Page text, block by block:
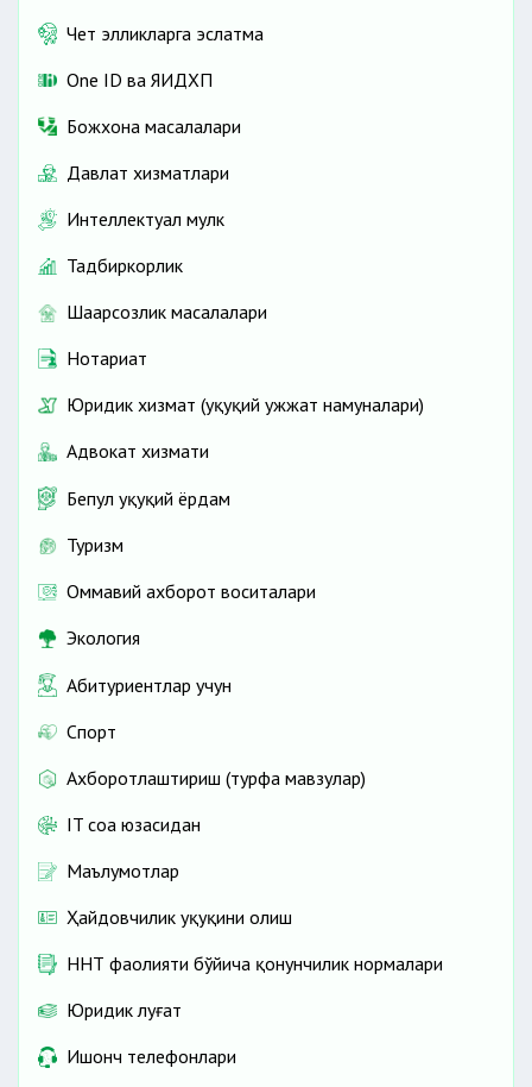
Чет элликларга эслатма
One ID ва ЯИДХП
Божхона масалалари
Давлат хизматлари
Интеллектуал мулк
Тадбиркорлик
Шаҳарсозлик масалалари
Нотариат
Юридик хизмат (ҳуқуқий ҳужжат намуналари)
Адвокат хизмати
Бепул ҳуқуқий ёрдам
Туризм
Оммавий ахборот воситалари
Экология
Абитуриентлар учун
Спорт
Ахборотлаштириш (турфа мавзулар)
IT соҳа юзасидан
Маълумотлар
Ҳайдовчилик ҳуқуқини олиш
ННТ фаолияти бўйича қонунчилик нормалари
Юридик луғат
Ишонч телефонлари